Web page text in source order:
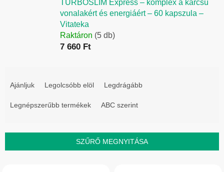
TURBOSLIM Express – komplex a karcsú
vonalakért és energiáért – 60 kapszula –
Vitateka
Raktáron (5 db)
7 660 Ft
e
e
Ajánljuk Legolcsóbb elöl Legdrágább
Legnépszerűbb termékek ABC szerint
SZŰRŐ MEGNYITÁSA